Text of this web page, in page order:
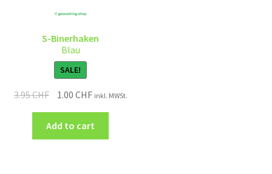
S-Binerhaken
Blau
SALE!
3.95CHF 1.00 CHF inkl. MWSt.
Add to cart